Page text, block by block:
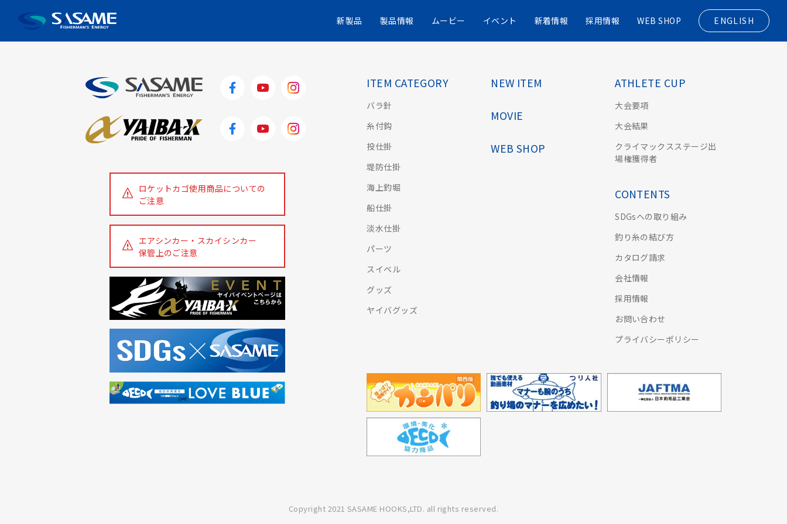
新製品 製品情報 ムービー イベント 新着情報 採用情報 WEB SHOP ENGLISH
HOME イベント
ロケットカゴ使用商品についての
ご注意
エアシンカー・スカイシンカー
保管上のご注意
ITEM CATEGORY
バラ針
糸付鈎
投仕掛
堤防仕掛
海上釣堀
船仕掛
淡水仕掛
パーツ
スイベル
グッズ
ヤイバグッズ
NEW ITEM
MOVIE
WEB SHOP
ATHLETE CUP
大会要項
大会結果
クライマックスステージ出
場権獲得者
CONTENTS
SDGsへの取り組み
釣り糸の結び方
カタログ請求
会社情報
採用情報
お問い合わせ
プライバシーポリシー
Copyright 2021 SASAME HOOKS,LTD. all rights reserved.